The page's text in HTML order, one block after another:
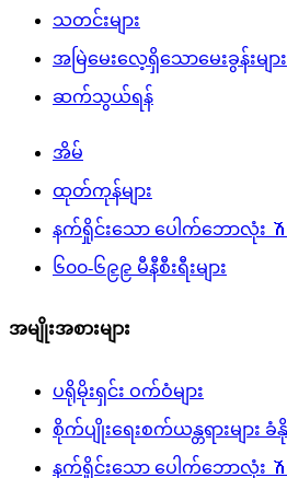
သတင်းများ
အမြဲမေးလေ့ရှိသောမေးခွန်းများ
ဆက်သွယ်ရန်
အိမ်
ထုတ်ကုန်များ
နက်ရှိုင်းသော ပေါက်ဘောလုံး
၆၀၀-၆၉၉ မီနီစီးရီးများ
အမျိုးအစားများ
ပရိုမိုးရှင်း ဝက်ဝံများ
စိုက်ပျိုးရေးစက်ယန္တရားများ ခံ
နက်ရှိုင်းသော ပေါက်ဘောလုံး